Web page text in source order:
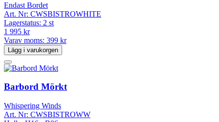
Endast Bordet
Art. Nr: CWSBISTROWHITE
Lagerstatus: 2 st
1 995 kr
Varav moms: 399 kr
Lägg i varukorgen
Barbord Mörkt
Whispering Winds
Art. Nr: CWSBISTROWW